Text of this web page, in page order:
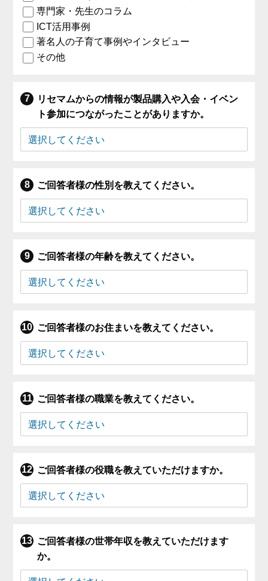
専門家・先生のコラム
ICT活用事例
著名人の子育て事例やインタビュー
その他
リセマムからの情報が製品購入や入会・イベン
ト参加につながったことがありますか。
ご回答者様の性別を教えてください。
ご回答者様の年齢を教えてください。
ご回答者様のお住まいを教えてください。
ご回答者様の職業を教えてください。
ご回答者様の役職を教えていただけますか。
ご回答者様の世帯年収を教えていただけます
か。